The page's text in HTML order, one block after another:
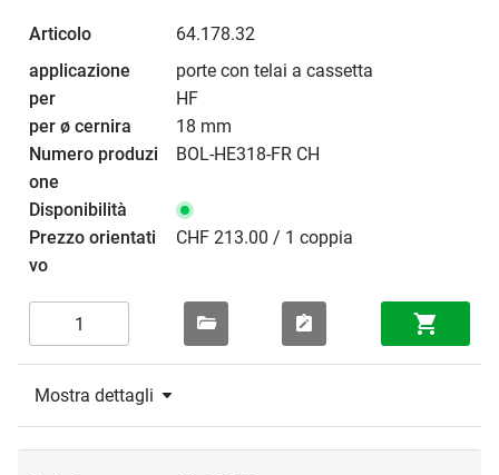
64.178.32
porte con telai a cassetta
HF
18 mm
BOL-HE318-FR CH
CHF 213.00 / 1 coppia
Mostra dettagli